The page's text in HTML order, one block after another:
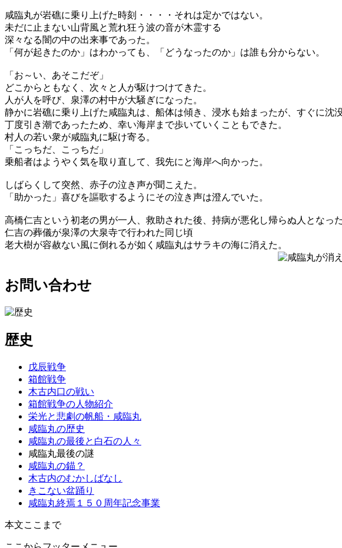
咸臨丸が岩礁に乗り上げた時刻・・・・それは定かではない。
未だに止まない山背風と荒れ狂う波の音が木霊する
深々なる闇の中の出来事であった。
「何が起きたのか」はわかっても、「どうなったのか」は誰も分からない。
「お～い、あそこだぞ」
どこからともなく、次々と人が駆けつけてきた。
人が人を呼び、泉澤の村中が大騒ぎになった。
静かに岩礁に乗り上げた咸臨丸は、船体は傾き、浸水も始まったが、すぐに沈
丁度引き潮であったため、幸い海岸まで歩いていくこともできた。
村人の若い衆が咸臨丸に駆け寄る。
「こっちだ、こっちだ」
乗船者はようやく気を取り直して、我先にと海岸へ向かった。
しばらくして突然、赤子の泣き声が聞こえた。
「助かった」喜びを謳歌するようにその泣き声は澄んでいた。
高橋仁吉という初老の男が一人、救助された後、持病が悪化し帰らぬ人となった
仁吉の葬儀が泉澤の大泉寺で行われた同じ頃
老大樹が容赦ない風に倒れるが如く咸臨丸はサラキの海に消えた。
お問い合わせ
歴史
戊辰戦争
箱館戦争
木古内口の戦い
箱館戦争の人物紹介
栄光と悲劇の帆船・咸臨丸
咸臨丸の歴史
咸臨丸の最後と白石の人々
咸臨丸最後の謎
咸臨丸の錨？
木古内のむかしばなし
きこない盆踊り
咸臨丸終焉１５０周年記念事業
本文ここまで